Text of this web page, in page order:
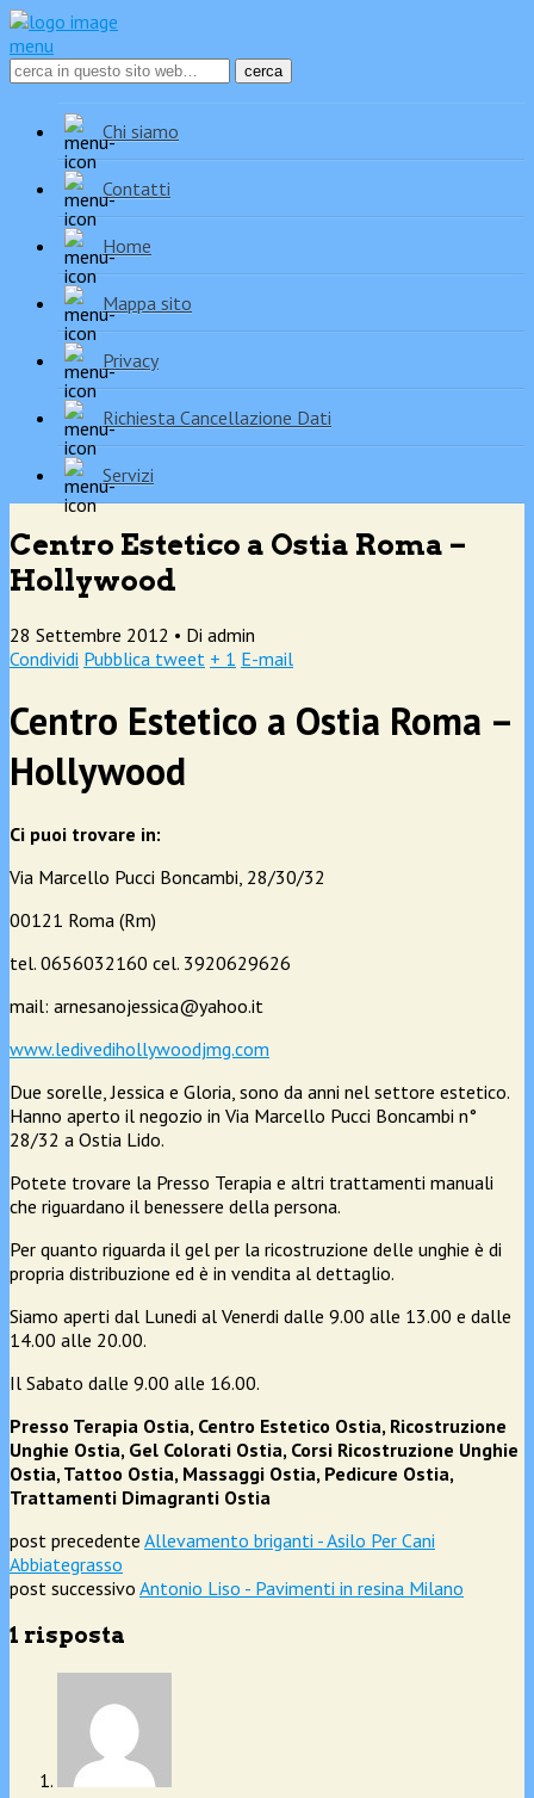
menu
Chi siamo
Contatti
Home
Mappa sito
Privacy
Richiesta Cancellazione Dati
Servizi
Centro Estetico a Ostia Roma –
Hollywood
28 Settembre 2012 • Di admin
Condividi Pubblica tweet + 1 E-mail
Centro Estetico a Ostia Roma –
Hollywood
Ci puoi trovare in:
Via Marcello Pucci Boncambi, 28/30/32
00121 Roma (Rm)
tel. 0656032160 cel. 3920629626
mail: arnesanojessica@yahoo.it
www.ledivedihollywoodjmg.com
Due sorelle, Jessica e Gloria, sono da anni nel settore estetico.
Hanno aperto il negozio in Via Marcello Pucci Boncambi n°
28/32 a Ostia Lido.
Potete trovare la Presso Terapia e altri trattamenti manuali
che riguardano il benessere della persona.
Per quanto riguarda il gel per la ricostruzione delle unghie è di
propria distribuzione ed è in vendita al dettaglio.
Siamo aperti dal Lunedi al Venerdi dalle 9.00 alle 13.00 e dalle
14.00 alle 20.00.
Il Sabato dalle 9.00 alle 16.00.
Presso Terapia Ostia, Centro Estetico Ostia, Ricostruzione
Unghie Ostia, Gel Colorati Ostia, Corsi Ricostruzione Unghie
Ostia, Tattoo Ostia, Massaggi Ostia, Pedicure Ostia,
Trattamenti Dimagranti Ostia
post precedente Allevamento briganti - Asilo Per Cani
Abbiategrasso
post successivo Antonio Liso - Pavimenti in resina Milano
1 risposta